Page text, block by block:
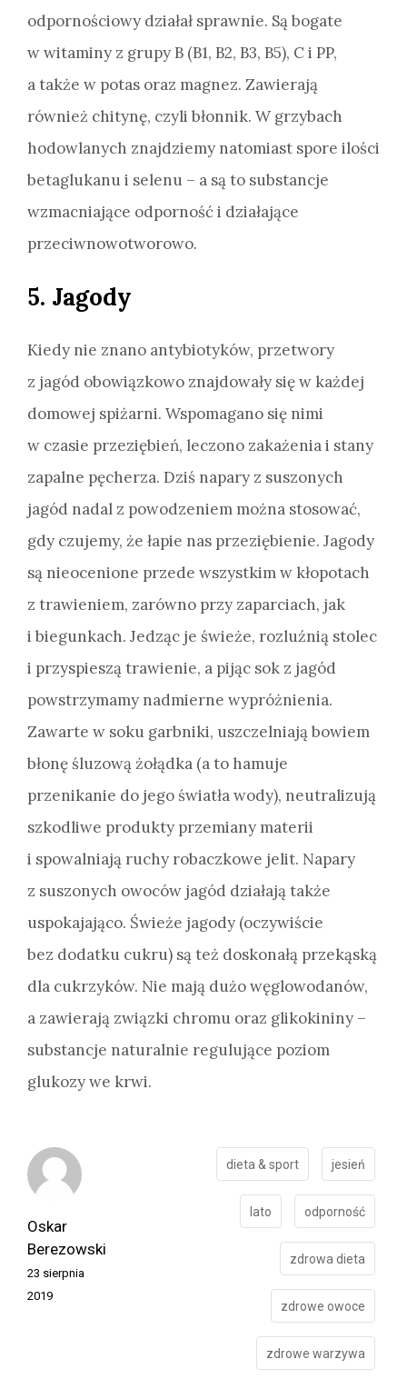
odpornościowy działał sprawnie. Są bogate
w witaminy z grupy B (B1, B2, B3, B5), C i PP,
a także w potas oraz magnez. Zawierają
również chitynę, czyli błonnik. W grzybach
hodowlanych znajdziemy natomiast spore ilości
betaglukanu i selenu – a są to substancje
wzmacniające odporność i działające
przeciwnowotworowo.
5. Jagody
Kiedy nie znano antybiotyków, przetwory
z jagód obowiązkowo znajdowały się w każdej
domowej spiżarni. Wspomagano się nimi
w czasie przeziębień, leczono zakażenia i stany
zapalne pęcherza. Dziś napary z suszonych
jagód nadal z powodzeniem można stosować,
gdy czujemy, że łapie nas przeziębienie. Jagody
są nieocenione przede wszystkim w kłopotach
z trawieniem, zarówno przy zaparciach, jak
i biegunkach. Jedząc je świeże, rozluźnią stolec
i przyspieszą trawienie, a pijąc sok z jagód
powstrzymamy nadmierne wypróżnienia.
Zawarte w soku garbniki, uszczelniają bowiem
błonę śluzową żołądka (a to hamuje
przenikanie do jego światła wody), neutralizują
szkodliwe produkty przemiany materii
i spowalniają ruchy robaczkowe jelit. Napary
z suszonych owoców jagód działają także
uspokajająco. Świeże jagody (oczywiście
bez dodatku cukru) są też doskonałą przekąską
dla cukrzyków. Nie mają dużo węglowodanów,
a zawierają związki chromu oraz glikokininy –
substancje naturalnie regulujące poziom
glukozy we krwi.
Oskar
Berezowski
23 sierpnia
2019
dieta & sport jesień
lato odporność
zdrowa dieta
zdrowe owoce
zdrowe warzywa